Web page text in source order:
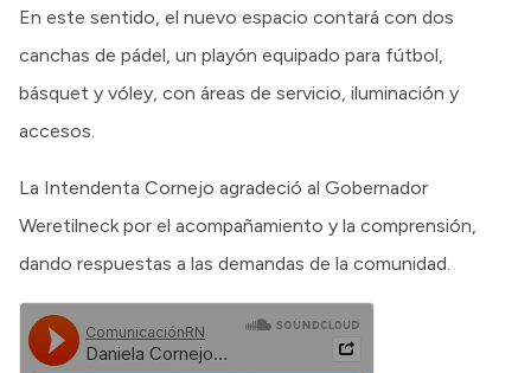
En este sentido, el nuevo espacio contará con dos
canchas de pádel, un playón equipado para fútbol,
básquet y vóley, con áreas de servicio, iluminación y
accesos.
La Intendenta Cornejo agradeció al Gobernador
Weretilneck por el acompañamiento y la comprensión,
dando respuestas a las demandas de la comunidad.